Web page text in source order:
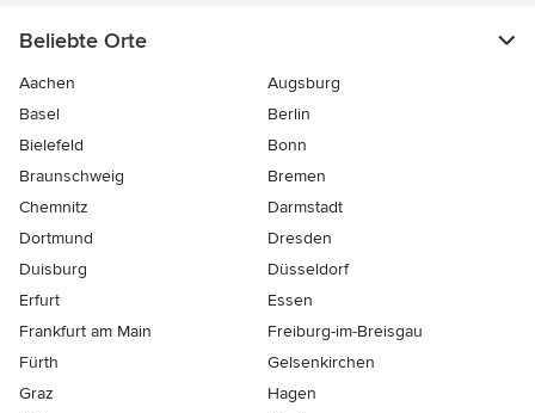
Beliebte Orte
Aachen
Augsburg
Basel
Berlin
Bielefeld
Bonn
Braunschweig
Bremen
Chemnitz
Darmstadt
Dortmund
Dresden
Duisburg
Düsseldorf
Erfurt
Essen
Frankfurt am Main
Freiburg-im-Breisgau
Fürth
Gelsenkirchen
Graz
Hagen